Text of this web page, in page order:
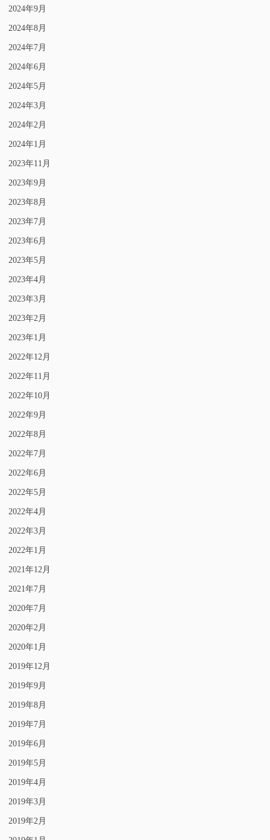
2024年9月
2024年8月
2024年7月
2024年6月
2024年5月
2024年3月
2024年2月
2024年1月
2023年11月
2023年9月
2023年8月
2023年7月
2023年6月
2023年5月
2023年4月
2023年3月
2023年2月
2023年1月
2022年12月
2022年11月
2022年10月
2022年9月
2022年8月
2022年7月
2022年6月
2022年5月
2022年4月
2022年3月
2022年1月
2021年12月
2021年7月
2020年7月
2020年2月
2020年1月
2019年12月
2019年9月
2019年8月
2019年7月
2019年6月
2019年5月
2019年4月
2019年3月
2019年2月